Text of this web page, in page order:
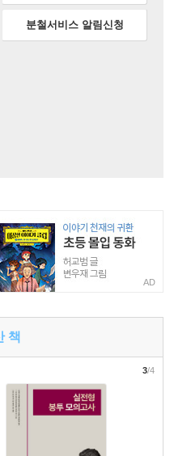
분철서비스 알림신청
AD
책
3/4